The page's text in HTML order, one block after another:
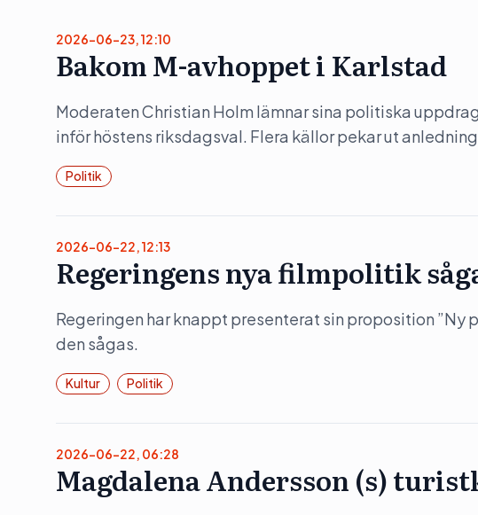
2026-06-23, 12:10
Bakom M-avhoppet i Karlstad
Moderaten Christian Holm lämnar sina politiska
inför höstens riksdagsval. Flera källor pekar ut
Politik
2026-06-22, 12:13
Regeringens nya filmpolitik
Regeringen har knappt presenterat sin proposition
den sågas.
Kultur Politik
2026-06-22, 06:28
Magdalena Andersson (s)